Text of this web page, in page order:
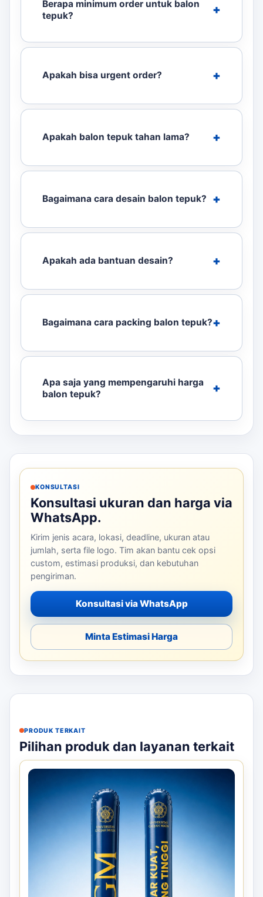
Berapa minimum order untuk balon
tepuk?
Apakah bisa urgent order?
Apakah balon tepuk tahan lama?
Bagaimana cara desain balon tepuk?
Apakah ada bantuan desain?
Bagaimana cara packing balon tepuk?
Apa saja yang mempengaruhi harga
balon tepuk?
KONSULTASI
Konsultasi ukuran dan harga via
WhatsApp.
Kirim jenis acara, lokasi, deadline, ukuran atau
jumlah, serta file logo. Tim akan bantu cek opsi
custom, estimasi produksi, dan kebutuhan
pengiriman.
Konsultasi via WhatsApp
Minta Estimasi Harga
PRODUK TERKAIT
Pilihan produk dan layanan terkait